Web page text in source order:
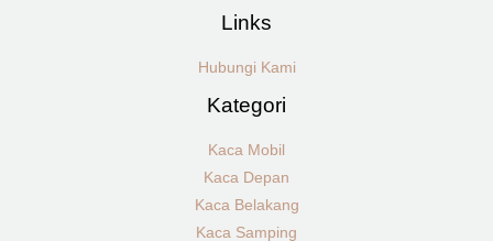
Links
Hubungi Kami
Kategori
Kaca Mobil
Kaca Depan
Kaca Belakang
Kaca Samping